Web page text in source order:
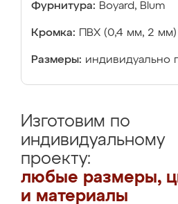
Фурнитура: Boyard, Blum
Кромка: ПВХ (0,4 мм, 2 мм)
Размеры: индивидуально
Изготовим по
индивидуальному
проекту:
любые размеры,
и материалы